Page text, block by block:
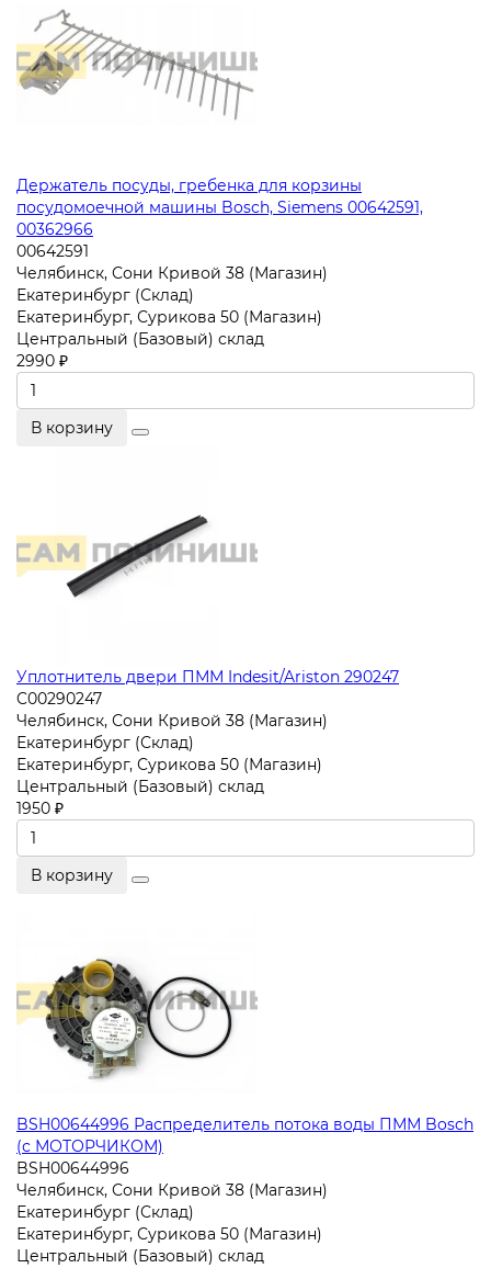
Держатель посуды, гребенка для корзины
посудомоечной машины Bosch, Siemens 00642591,
00362966
00642591
Челябинск, Сони Кривой 38 (Магазин)
Екатеринбург (Склад)
Екатеринбург, Сурикова 50 (Магазин)
Центральный (Базовый) склад
2990 ₽
В корзину
Уплотнитель двери ПММ Indesit/Ariston 290247
C00290247
Челябинск, Сони Кривой 38 (Магазин)
Екатеринбург (Склад)
Екатеринбург, Сурикова 50 (Магазин)
Центральный (Базовый) склад
1950 ₽
В корзину
BSH00644996 Распределитель потока воды ПММ Bosch
(с МОТОРЧИКОМ)
BSH00644996
Челябинск, Сони Кривой 38 (Магазин)
Екатеринбург (Склад)
Екатеринбург, Сурикова 50 (Магазин)
Центральный (Базовый) склад